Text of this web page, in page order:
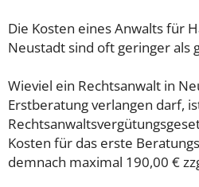
Die Kosten eines Anwalts für
Neustadt sind oft geringer als
Wieviel ein Rechtsanwalt in
Erstberatung verlangen darf,
Kosten für das erste
demnach maximal 190,00 €